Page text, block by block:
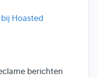
Hoasted
berichten